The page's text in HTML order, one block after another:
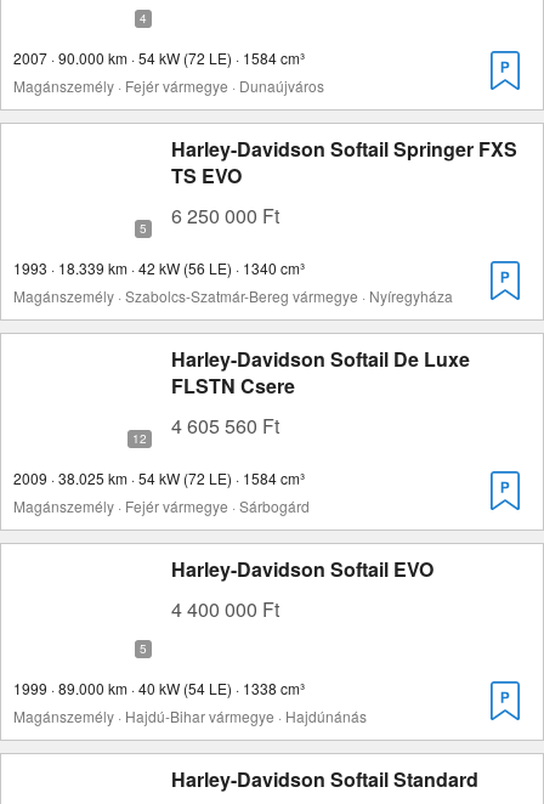
2007 · 90.000 km · 54 kW (72 LE) · 1584 cm³
Magánszemély · Fejér vármegye · Dunaújváros
Harley-Davidson Softail Springer FXS
TS EVO
6 250 000 Ft
1993 · 18.339 km · 42 kW (56 LE) · 1340 cm³
Magánszemély · Szabolcs-Szatmár-Bereg vármegye · Nyíregyháza
Harley-Davidson Softail De Luxe
FLSTN Csere
4 605 560 Ft
2009 · 38.025 km · 54 kW (72 LE) · 1584 cm³
Magánszemély · Fejér vármegye · Sárbogárd
Harley-Davidson Softail EVO
4 400 000 Ft
1999 · 89.000 km · 40 kW (54 LE) · 1338 cm³
Magánszemély · Hajdú-Bihar vármegye · Hajdúnánás
Harley-Davidson Softail Standard